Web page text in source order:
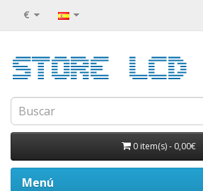
€
0 item(s)- 0,00€
Menú